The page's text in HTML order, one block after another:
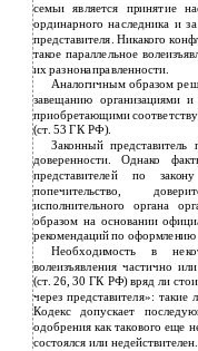
семьи является принятие
ординарного наследника и
представителя. Никакого
такое параллельное
их разнонаправленности.
Аналогичным образом
завещанию организациями
приобретающими
(ст. 53 ГК РФ).
Законный представитель
доверенности. Однако
представителей по
попечительство,
исполнительного органа
образом на основании
рекомендаций по оформлению
Необходимость в
волеизъявления частично
(ст. 26, 30 ГК РФ) вряд ли
через представителя»: такие
Кодекс допускает
одобрения как такового еще
состоялся или недействителен.